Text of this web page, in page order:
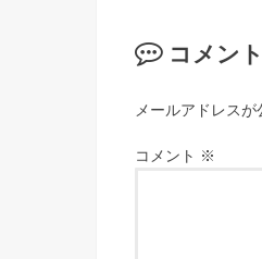
コメン
メールアドレスが
コメント ※